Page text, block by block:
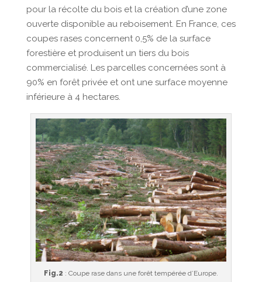
pour la récolte du bois et la création d’une zone
ouverte disponible au reboisement. En France, ces
coupes rases concernent 0,5% de la surface
forestière et produisent un tiers du bois
commercialisé. Les parcelles concernées sont à
90% en forêt privée et ont une surface moyenne
inférieure à 4 hectares.
Fig.2 : Coupe rase dans une forêt tempérée d’Europe.